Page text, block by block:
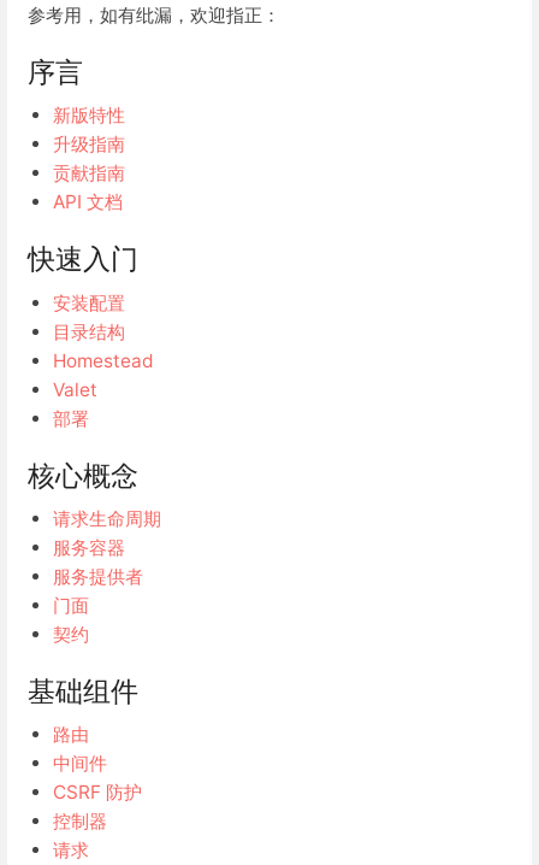
参考用，如有纰漏，欢迎指正：
序言
新版特性
升级指南
贡献指南
API 文档
快速入门
安装配置
目录结构
Homestead
Valet
部署
核心概念
请求生命周期
服务容器
服务提供者
门面
契约
基础组件
路由
中间件
CSRF 防护
控制器
请求